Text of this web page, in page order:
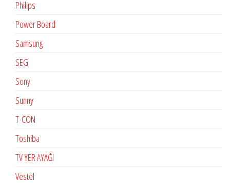
Philips
Power Board
Samsung
SEG
Sony
Sunny
T-CON
Toshiba
TV YER AYAĞI
Vestel